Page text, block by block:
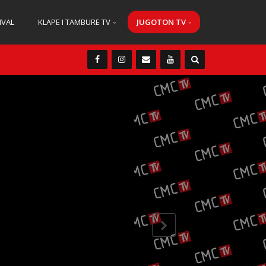
KLAPE I TAMBURE TV JUGOTON TV